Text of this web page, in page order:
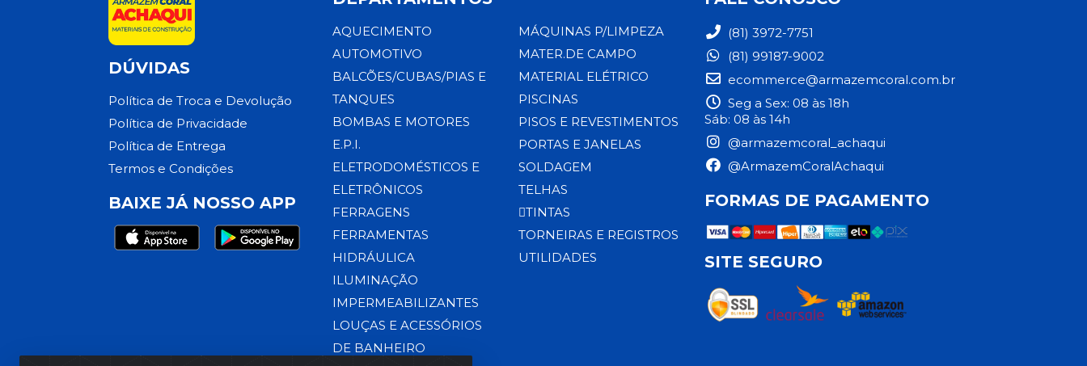
DÚVIDAS
Política de Troca e Devolução
Política de Privacidade
Política de Entrega
Termos e Condições
BAIXE JÁ NOSSO APP
AQUECIMENTO
AUTOMOTIVO
BALCÕES/CUBAS/PIAS E
TANQUES
BOMBAS E MOTORES
E.P.I.
ELETRODOMÉSTICOS E
ELETRÔNICOS
FERRAGENS
FERRAMENTAS
HIDRÁULICA
ILUMINAÇÃO
IMPERMEABILIZANTES
LOUÇAS E ACESSÓRIOS
DE BANHEIRO
MÁQUINAS P/LIMPEZA
MATER.DE CAMPO
MATERIAL ELÉTRICO
PISCINAS
PISOS E REVESTIMENTOS
PORTAS E JANELAS
SOLDAGEM
TELHAS
TINTAS
TORNEIRAS E REGISTROS
UTILIDADES
(81) 3972-7751
(81) 99187-9002
ecommerce@armazemcoral.com.br
Seg a Sex: 08 às 18h
Sáb: 08 às 14h
@armazemcoral_achaqui
@ArmazemCoralAchaqui
FORMAS DE PAGAMENTO
SITE SEGURO